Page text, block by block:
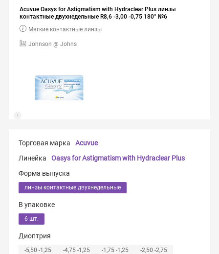
Acuvue Oasys for Astigmatism with Hydraclear Plus линзы
контактные двухнедельные R8,6 -3,00 -0,75 180° №6
Johnson @ Johns
Мягкие контактные линзы
Торговая марка
Acuvue
Линейка
Oasys for Astigmatism with Hydraclear Plus
Форма выпуска
линзы контактные двухнедельные
В упаковке
6 шт.
Диоптрия
-5,50 -1,25 -4,75 -1,25 -1,75 -1,25
-2,50 -2,75